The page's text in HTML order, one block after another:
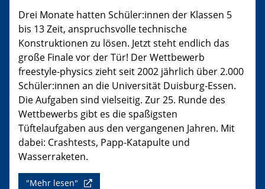
Drei Monate hatten Schüler:innen der Klassen 5
bis 13 Zeit, anspruchsvolle technische
Konstruktionen zu lösen. Jetzt steht endlich das
große Finale vor der Tür! Der Wettbewerb
freestyle-physics zieht seit 2002 jährlich über 2.000
Schüler:innen an die Universität Duisburg-Essen.
Die Aufgaben sind vielseitig. Zur 25. Runde des
Wettbewerbs gibt es die spaßigsten
Tüftelaufgaben aus den vergangenen Jahren. Mit
dabei: Crashtests, Papp-Katapulte und
Wasserraketen.
"Mehr lesen"